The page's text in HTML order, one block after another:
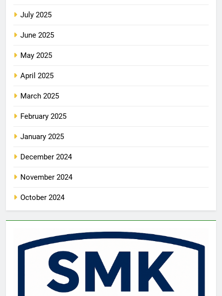
July 2025
June 2025
May 2025
April 2025
March 2025
February 2025
January 2025
December 2024
November 2024
October 2024